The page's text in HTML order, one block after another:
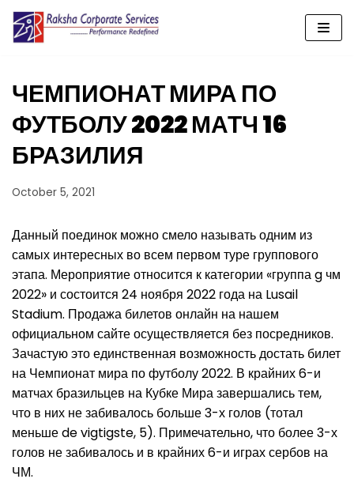
Skip
content
ЧЕМПИОНАТ МИРА ПО
ФУТБОЛУ 2022 МАТЧ 16
БРАЗИЛИЯ
October 5, 2021
Данный поединок можно смело называть одним из
самых интересных во всем первом туре группового
этапа. Мероприятие относится к категории «группа g чм
2022» и состоится 24 ноября 2022 года на Lusail
Stadium. Продажа билетов онлайн на нашем
официальном сайте осуществляется без посредников.
Зачастую это единственная возможность достать билет
на Чемпионат мира по футболу 2022. В крайних 6-и
матчах бразильцев на Кубке Мира завершались тем,
что в них не забивалось больше 3-х голов (тотал
меньше de vigtigste, 5). Примечательно, что более 3-х
голов не забивалось и в крайних 6-и играх сербов на
ЧМ.